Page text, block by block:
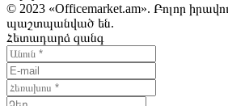
© 2023 «Officemarket.am». Բոլոր
պաշտպանված են.
Հետադարձ զանգ